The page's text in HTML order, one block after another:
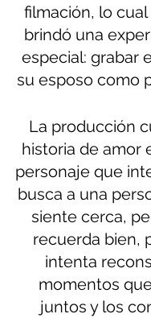
filmación, lo
brindó una
especial: grabar
su esposo como
La producción
historia de amor
personaje que
busca a una
siente cerca,
recuerda bien,
intenta
momentos
juntos y los